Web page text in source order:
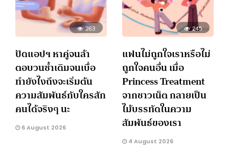
263
ปัดแอปฯ หาคู่จนล้า
ตอบวนซ้ำเดิมจนเบื่อ
ทำยังไงถึงจะเริ่มต้น
ความสัมพันธ์กับใครสัก
คนได้จริงๆ นะ
6 August 2026
245
แฟนไม่ถูกใจเราหรือไม่
ถูกใจคนอื่น เมื่อ
Princess Treatment
จากชาวเน็ต กลายเป็น
ไม้บรรทัดในความ
สัมพันธ์ของเรา
4 August 2026